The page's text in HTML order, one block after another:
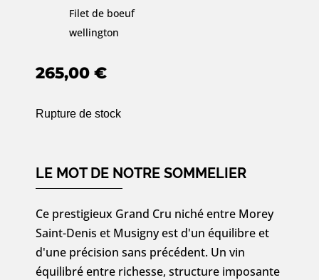
Filet de boeuf
wellington
265,00 €
Rupture de stock
LE MOT DE NOTRE SOMMELIER
Ce prestigieux Grand Cru niché entre Morey
Saint-Denis et Musigny est d'un équilibre et
d'une précision sans précédent. Un vin
équilibré entre richesse, structure imposante